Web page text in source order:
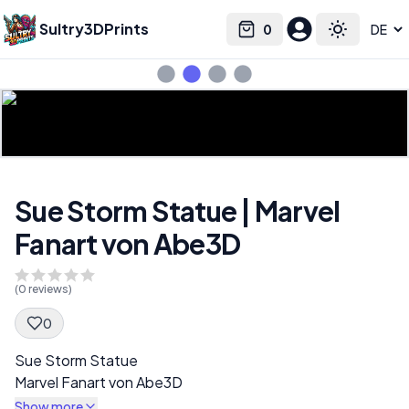
Sultry3DPrints 0
Cart Toggle
Select language
Sue Storm Statue | Marvel
Fanart von Abe3D
(0 reviews)
0
Spec Description
Sue Storm Statue
Marvel Fanart von Abe3D